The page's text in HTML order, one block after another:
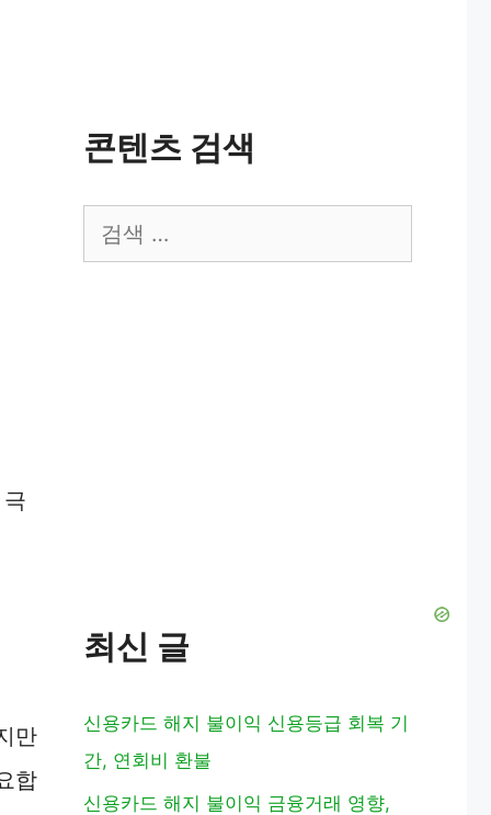
만
합
콘텐츠 검색
색:
최신 글
신용카드 해지 불이익 신용등급 회복 기
간, 연회비 환불
신용카드 해지 불이익 금융거래 영향,